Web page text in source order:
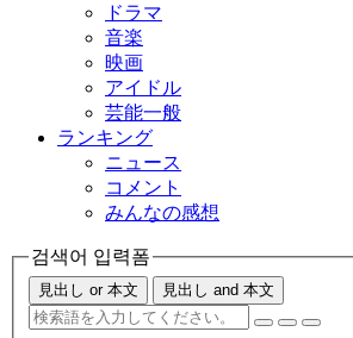
ドラマ
音楽
映画
アイドル
芸能一般
ランキング
ニュース
コメント
みんなの感想
검색어 입력폼
見出し or 本文 見出し and 本文